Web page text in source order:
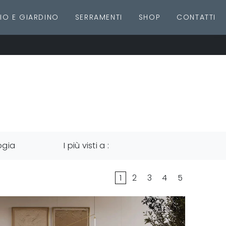
E GIARDINO SERRAMENTI SHOP CONTATTI
I più visti a :
1 2 3 4 5